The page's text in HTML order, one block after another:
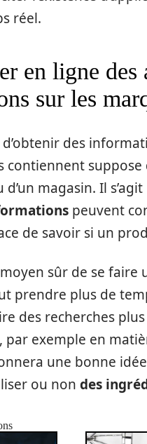
réel.
en ligne des
sur les
des
contiennent
d’un magasin. Il
peuvent
de savoir si un
sûr de se faire
prendre plus de
des recherches
par exemple en
une bonne
ou non des